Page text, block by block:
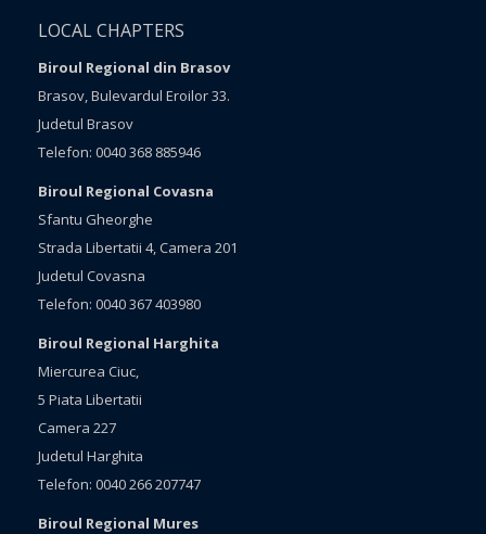
LOCAL CHAPTERS
Biroul Regional din Brasov
Brasov, Bulevardul Eroilor 33.
Judetul Brasov
Telefon: 0040 368 885946
Biroul Regional Covasna
Sfantu Gheorghe
Strada Libertatii 4, Camera 201
Judetul Covasna
Telefon: 0040 367 403980
Biroul Regional Harghita
Miercurea Ciuc,
5 Piata Libertatii
Camera 227
Judetul Harghita
Telefon: 0040 266 207747
Biroul Regional Mures